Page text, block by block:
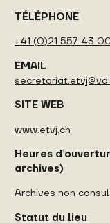
TÉLÉPHONE
+41 (0)21 557 43
EMAIL
SITE WEB
www.etvj.ch
Heures
archives)
Archives non
Statut du lieu